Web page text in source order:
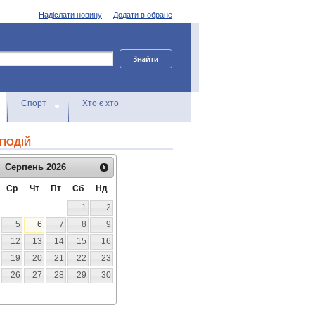
Додати в обране
Надіслати новину
Спорт Хто є хто
Серпень 2026
Ср Чт Пт Сб
Нд
1
2
5 6 7 8
9
12 13 14 15
16
19 20 21 22
23
26 27 28 29
30